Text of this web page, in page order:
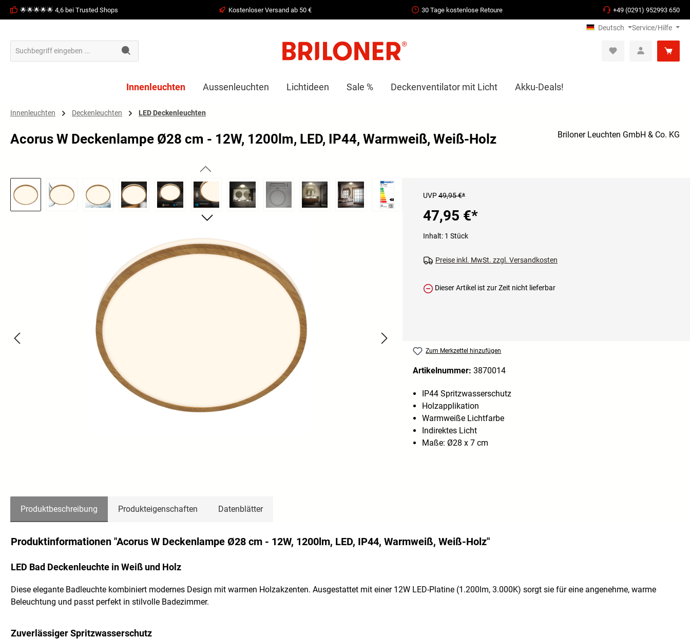
Zur Hauptnavigation springen
🌟🌟🌟🌟🌟 4,6 bei Trusted Shops Kostenloser Versand ab 50 € 30 Tage kostenlose Retoure +49 (0291) 952993 650
Deutsch Service/Hilfe
Innenleuchten Aussenleuchten Lichtideen Sale % Deckenventilator mit Licht Akku-Deals!
Innenleuchten Deckenleuchten LED Deckenleuchten
Acorus W Deckenlampe Ø28 cm - 12W, 1200lm, LED, IP44, Warmweiß, Weiß-Holz Briloner Leuchten GmbH & Co. KG
Bildergalerie überspringen
UVP49,95 €*
47,95 €*
Inhalt: 1 Stück
Preise inkl. MwSt. zzgl. Versandkosten
Dieser Artikel ist zur Zeit nicht lieferbar
Zum Merkzettel hinzufügen
Artikelnummer: 3870014
IP44 Spritzwasserschutz
Holzapplikation
Warmweiße Lichtfarbe
Indirektes Licht
Maße: Ø28 x 7 cm
Produktbeschreibung Produkteigenschaften Datenblätter
Produktinformationen "Acorus W Deckenlampe Ø28 cm - 12W, 1200lm, LED, IP44, Warmweiß, Weiß-Holz"
LED Bad Deckenleuchte in Weiß und Holz
Diese elegante Badleuchte kombiniert modernes Design mit warmen Holzakzenten. Ausgestattet mit einer 12W LED-Platine (1.200lm, 3.000K) sorgt sie für eine angenehme, warme
Beleuchtung und passt perfekt in stilvolle Badezimmer.
Zuverlässiger Spritzwasserschutz